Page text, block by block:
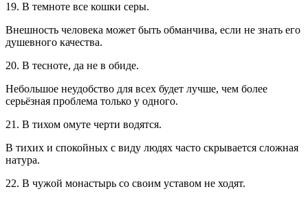
19. В темноте все кошки серы.
Внешность человека может быть обманчива, если не знать его
душевного качества.
20. В тесноте, да не в обиде.
Небольшое неудобство для всех будет лучше, чем более
серьёзная проблема только у одного.
21. В тихом омуте черти водятся.
В тихих и спокойных с виду людях часто скрывается сложная
натура.
22. В чужой монастырь со своим уставом не ходят.